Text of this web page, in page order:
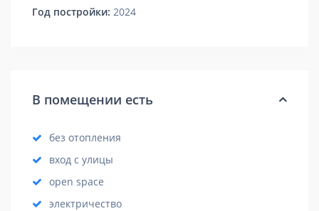
Год постройки: 2024
В помещении есть
без отопления
вход с улицы
open space
электричество